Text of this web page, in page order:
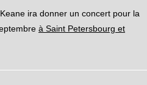
ira donner un concert pour la
à Saint Petersbourg et